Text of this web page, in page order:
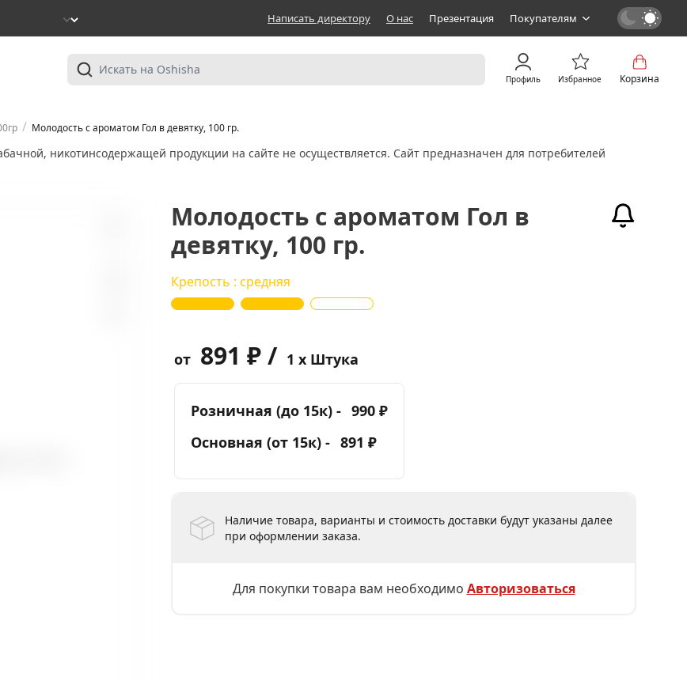
Написать директору О нас Презентация Покупателям
Профиль Избранное Корзина
/ Молодость с ароматом Гол в девятку, 100 гр.
никотинсодержащей продукции на сайте не осуществляется. Сайт предназначен для потребителей
Молодость с ароматом Гол в
девятку, 100 гр.
Крепость : средняя
от 891 ₽ / 1 x Штука
Розничная (до 15к) - 990 ₽
Основная (от 15к) - 891 ₽
Наличие товара, варианты и стоимость доставки будут указаны далее
при оформлении заказа.
Для покупки товара вам необходимо Авторизоваться